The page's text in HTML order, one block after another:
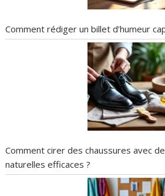
Comment rédiger un billet d’humeur
Comment cirer des chaussures avec
naturelles efficaces ?